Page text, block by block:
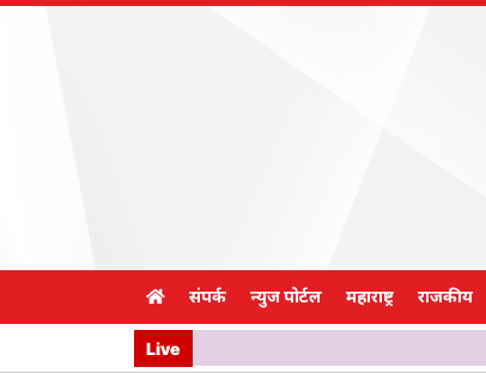
संपर्क न्युज पोर्टल महाराष्ट्र राजकीय
Live